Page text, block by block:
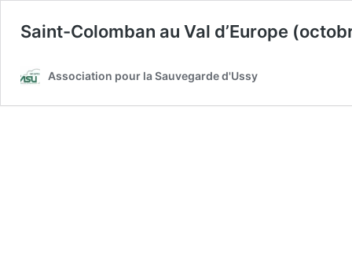
Saint-Colomban au Val d’Europe
Association pour la Sauvegarde d'Ussy